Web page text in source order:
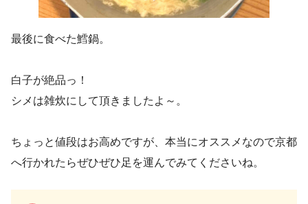
最後に食べた鱈鍋。
白子が絶品っ！
シメは雑炊にして頂きましたよ～。
ちょっと値段はお高めですが、本当にオススメなので京都
へ行かれたらぜひぜひ足を運んでみてくださいね。